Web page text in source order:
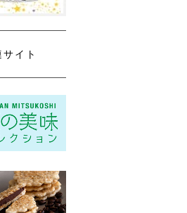
サイト